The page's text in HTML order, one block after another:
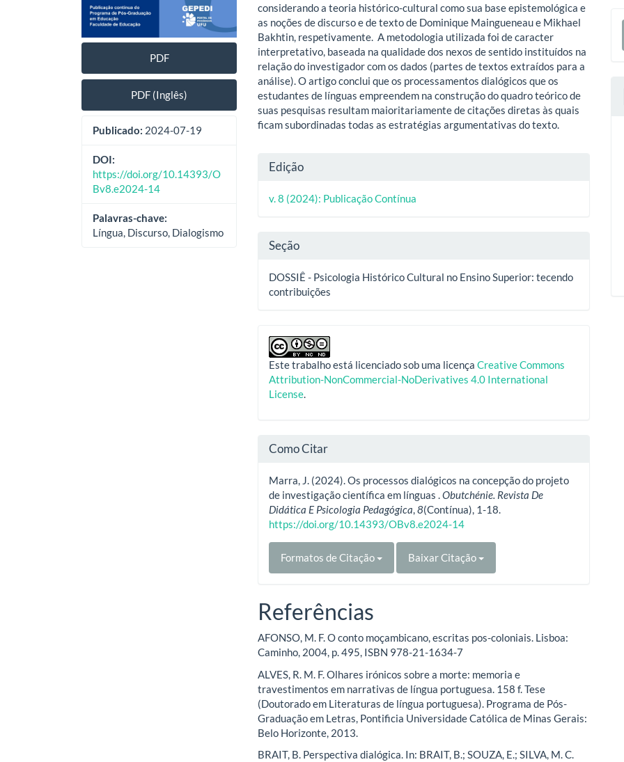
PDF
PDF (Inglês)
Publicado: 2024-07-19
DOI:
https://doi.org/10.14393/O
Bv8.e2024-14
Palavras-chave:
Língua, Discurso, Dialogismo
considerando a teoria histórico-cultural como sua base epistemológica e
as noções de discurso e de texto de Dominique Maingueneau e Mikhael
Bakhtin, respetivamente. A metodologia utilizada foi de caracter
interpretativo, baseada na qualidade dos nexos de sentido instituídos na
relação do investigador com os dados (partes de textos extraídos para a
análise). O artigo conclui que os processamentos dialógicos que os
estudantes de línguas empreendem na construção do quadro teórico de
suas pesquisas resultam maioritariamente de citações diretas às quais
ficam subordinadas todas as estratégias argumentativas do texto.
Detalhes
do
artigo
Edição
v. 8 (2024): Publicação Contínua
Seção
DOSSIÊ - Psicologia Histórico Cultural no Ensino Superior: tecendo
contribuições
Este trabalho está licenciado sob uma licençaCreative Commons
Attribution-NonCommercial-NoDerivatives 4.0 International
License.
Como Citar
Marra, J. (2024). Os processos dialógicos na concepção do projeto
de investigação científica em línguas .Obutchénie. Revista De
Didática E Psicologia Pedagógica ,8(Contínua), 1-18.
https://doi.org/10.14393/OBv8.e2024-14
Formatos de Citação Baixar Citação
Referências
AFONSO, M. F. O conto moçambicano, escritas pos-coloniais. Lisboa:
Caminho, 2004, p. 495, ISBN 978-21-1634-7
ALVES, R. M. F. Olhares irónicos sobre a morte: memoria e
travestimentos em narrativas de língua portuguesa. 158 f. Tese
(Doutorado em Literaturas de língua portuguesa). Programa de Pós-
Graduação em Letras, Pontificia Universidade Católica de Minas Gerais:
Belo Horizonte, 2013.
BRAIT, B. Perspectiva dialógica. In: BRAIT, B.; SOUZA, E.; SILVA, M. C.